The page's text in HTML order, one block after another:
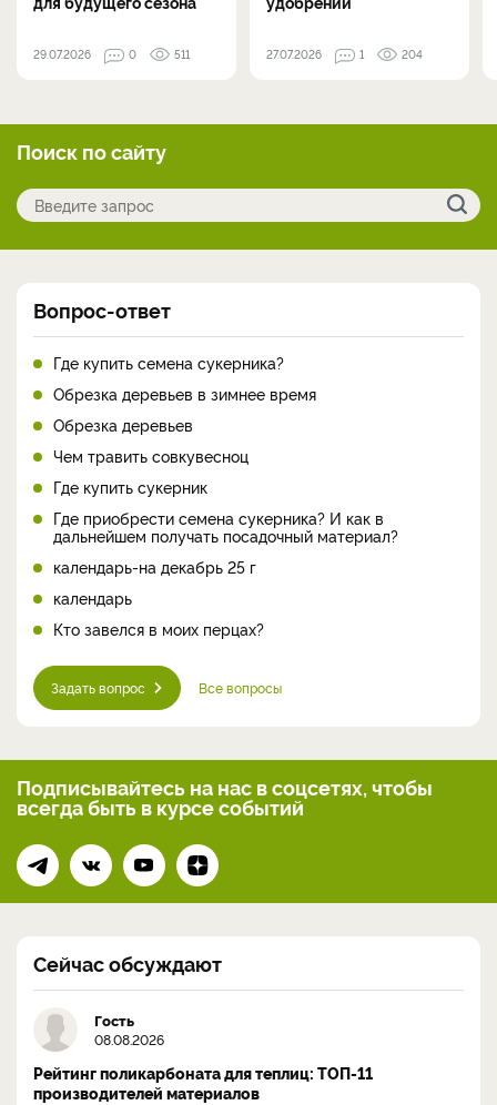
29.07.2026 0 511 27.07.2026 1 204
Поиск по сайту
Вопрос-ответ
Где купить семена сукерника?
Обрезка деревьев в зимнее время
Обрезка деревьев
Чем травить совкувесноц
Где купить сукерник
Где приобрести семена сукерника? И как в
дальнейшем получать посадочный материал?
календарь-на декабрь 25 г
календарь
Кто завелся в моих перцах?
Задать вопрос Все вопросы
Подписывайтесь на нас в соцсетях, чтобы
всегдабыть в курсе событий
Сейчас обсуждают
Гость
08.08.2026
Рейтинг поликарбоната для теплиц: ТОП-11
производителей материалов